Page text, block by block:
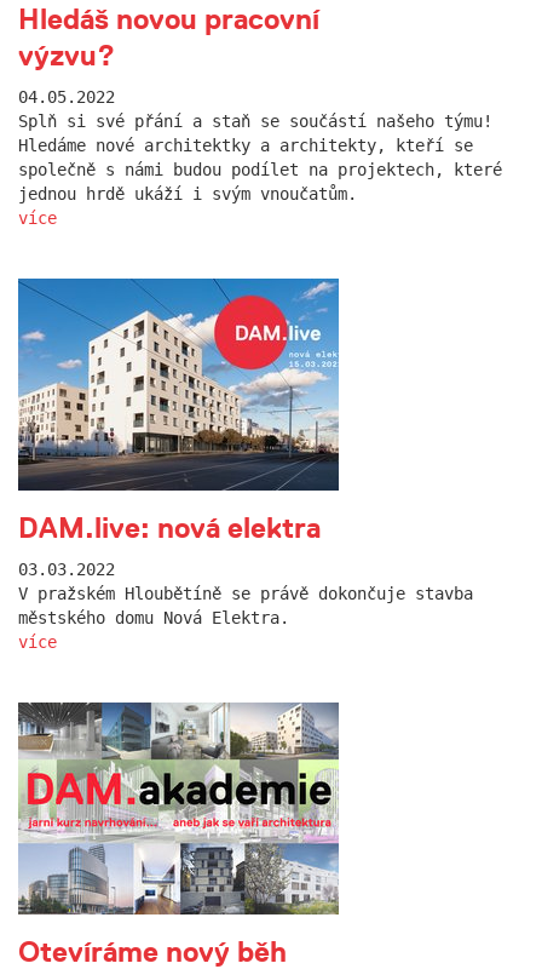
Hledáš novou pracovní
výzvu?
04.05.2022
Splň si své přání a staň se součástí našeho týmu!
Hledáme nové architektky a architekty, kteří se
společně s námi budou podílet na projektech, které
jednou hrdě ukáží i svým vnoučatům.
více
DAM.live: nová elektra
03.03.2022
V pražském Hloubětíně se právě dokončuje stavba
městského domu Nová Elektra.
více
Otevíráme nový běh